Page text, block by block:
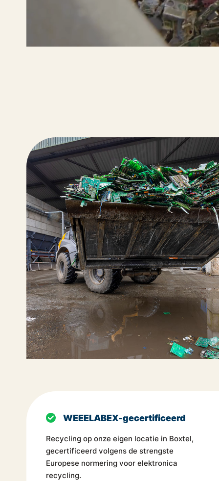
WEEELABEX-gecertificeerd
Recycling op onze eigen locatie in Boxtel,
gecertificeerd volgens de strengste
Europese normering voor elektronica
recycling.